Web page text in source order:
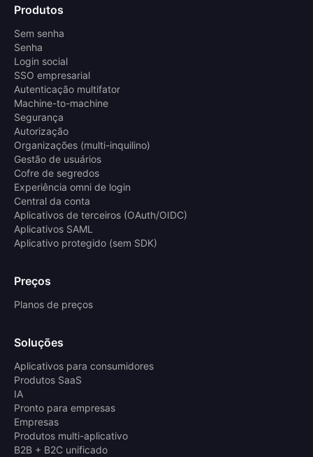
Produtos
Sem senha
Senha
Login social
SSO empresarial
Autenticação multifator
Machine-to-machine
Segurança
Autorização
Organizações (multi-inquilino)
Gestão de usuários
Cofre de segredos
Experiência omni de login
Central da conta
Aplicativos de terceiros (OAuth/OIDC)
Aplicativos SAML
Aplicativo protegido (sem SDK)
Preços
Planos de preços
Soluções
Aplicativos para consumidores
Produtos SaaS
IA
Pronto para empresas
Empresas
Produtos multi-aplicativo
B2B + B2C unificado